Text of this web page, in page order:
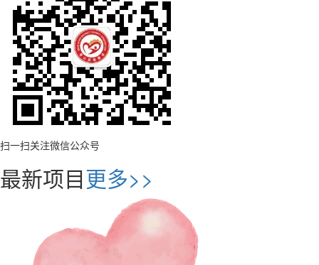
扫一扫关注微信公众号
最新项目更多>>